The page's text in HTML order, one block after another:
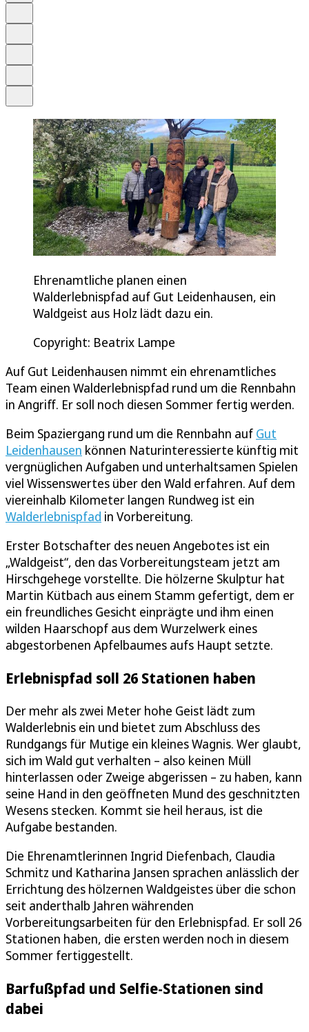
Ehrenamtliche planen einen
Walderlebnispfad auf Gut Leidenhausen, ein
Waldgeist aus Holz lädt dazu ein.
Copyright: Beatrix Lampe
Auf Gut Leidenhausen nimmt ein ehrenamtliches
Team einen Walderlebnispfad rund um die Rennbahn
in Angriff. Er soll noch diesen Sommer fertig werden.
Beim Spaziergang rund um die Rennbahn auf Gut
Leidenhausen können Naturinteressierte künftig mit
vergnüglichen Aufgaben und unterhaltsamen Spielen
viel Wissenswertes über den Wald erfahren. Auf dem
viereinhalb Kilometer langen Rundweg ist ein
Walderlebnispfad in Vorbereitung.
Erster Botschafter des neuen Angebotes ist ein
„Waldgeist“, den das Vorbereitungsteam jetzt am
Hirschgehege vorstellte. Die hölzerne Skulptur hat
Martin Kütbach aus einem Stamm gefertigt, dem er
ein freundliches Gesicht einprägte und ihm einen
wilden Haarschopf aus dem Wurzelwerk eines
abgestorbenen Apfelbaumes aufs Haupt setzte.
Erlebnispfad soll 26 Stationen haben
Der mehr als zwei Meter hohe Geist lädt zum
Walderlebnis ein und bietet zum Abschluss des
Rundgangs für Mutige ein kleines Wagnis. Wer glaubt,
sich im Wald gut verhalten – also keinen Müll
hinterlassen oder Zweige abgerissen – zu haben, kann
seine Hand in den geöffneten Mund des geschnitzten
Wesens stecken. Kommt sie heil heraus, ist die
Aufgabe bestanden.
Die Ehrenamtlerinnen Ingrid Diefenbach, Claudia
Schmitz und Katharina Jansen sprachen anlässlich der
Errichtung des hölzernen Waldgeistes über die schon
seit anderthalb Jahren währenden
Vorbereitungsarbeiten für den Erlebnispfad. Er soll 26
Stationen haben, die ersten werden noch in diesem
Sommer fertiggestellt.
Barfußpfad und Selfie-Stationen sind
dabei